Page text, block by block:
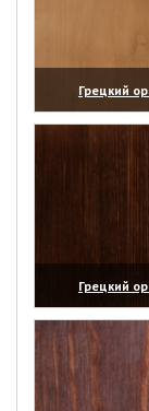
Грецкий
Грецкий